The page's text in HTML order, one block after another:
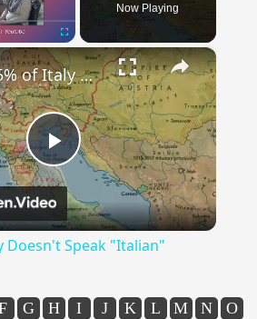
Fullscreen
Now Playing
×
Play
Video
Why 45% of Italy Doesn't Speak "Italian"
Doesn't Speak "Italian"
G H I J K L M N
O